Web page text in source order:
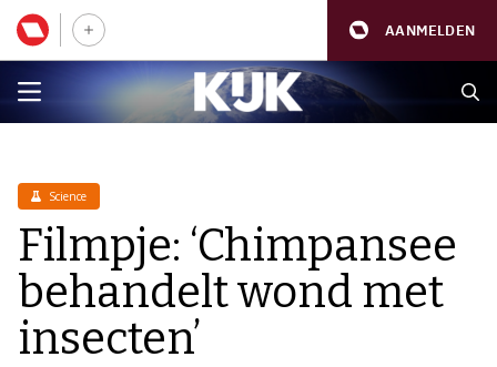
AANMELDEN
Science
Filmpje: ‘Chimpansee
behandelt wond met
insecten’